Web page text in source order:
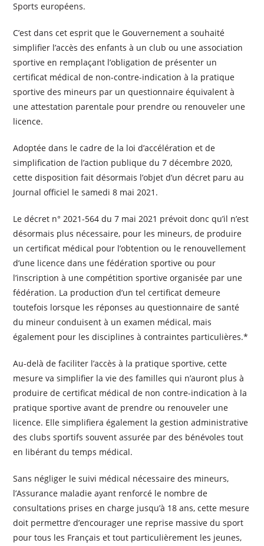
Sports européens.
C’est dans cet esprit que le Gouvernement a souhaité
simplifier l’accès des enfants à un club ou une association
sportive en remplaçant l’obligation de présenter un
certificat médical de non-contre-indication à la pratique
sportive des mineurs par un questionnaire équivalent à
une attestation parentale pour prendre ou renouveler une
licence.
Adoptée dans le cadre de la loi d’accélération et de
simplification de l’action publique du 7 décembre 2020,
cette disposition fait désormais l’objet d’un décret paru au
Journal officiel le samedi 8 mai 2021.
Le décret n° 2021-564 du 7 mai 2021 prévoit donc qu’il n’est
désormais plus nécessaire, pour les mineurs, de produire
un certificat médical pour l’obtention ou le renouvellement
d’une licence dans une fédération sportive ou pour
l’inscription à une compétition sportive organisée par une
fédération. La production d’un tel certificat demeure
toutefois lorsque les réponses au questionnaire de santé
du mineur conduisent à un examen médical, mais
également pour les disciplines à contraintes particulières.*
Au-delà de faciliter l’accès à la pratique sportive, cette
mesure va simplifier la vie des familles qui n’auront plus à
produire de certificat médical de non contre-indication à la
pratique sportive avant de prendre ou renouveler une
licence. Elle simplifiera également la gestion administrative
des clubs sportifs souvent assurée par des bénévoles tout
en libérant du temps médical.
Sans négliger le suivi médical nécessaire des mineurs,
l’Assurance maladie ayant renforcé le nombre de
consultations prises en charge jusqu’à 18 ans, cette mesure
doit permettre d’encourager une reprise massive du sport
pour tous les Français et tout particulièrement les jeunes,